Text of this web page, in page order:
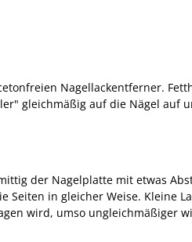
Nagellackentferner.
gleichmäßig auf die Nägel
der Nagelplatte mit etwas
Seiten in gleicher Weise. Kleine
wird, umso ungleichmäßiger